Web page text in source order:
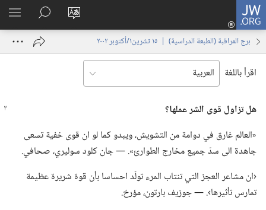
JW.ORG
تغيير
الموقع
تسجيل
الدخول
نافذة
البحث
في
JW.‎ORG
برج المراقبة (‏الطبعة الدراسية)‏ | ‏‎١٥‏ ‏‎تشرين١/أكتوبر‏ ‎٢٠٠٢
اقرأ باللغة
هل تزاول قوى الشر عملها؟‏
‏«العالم غارق في دوامة من التشويش،‏ ويبدو كما لو ان قوى خفية تسعى
جاهدة الى سدّ جميع مخارج الطوارئ».‏ —‏ جان كلود سوليري،‏ صحافي.‏
‏‹ان مشاعر العجز التي تنتاب المرء تولّد احساسا بأن قوة شريرة عظيمة
تمارس تأثيرها›.‏ —‏ جوزيف بارتون،‏ مؤرخ.‏